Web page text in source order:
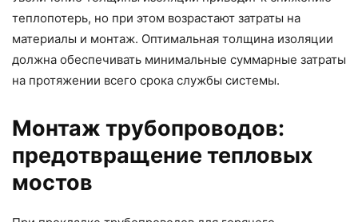
теплопотерь, но при этом возрастают затраты на
материалы и монтаж. Оптимальная толщина изоляции
должна обеспечивать минимальные суммарные затраты
на протяжении всего срока службы системы.
Монтаж трубопроводов:
предотвращение тепловых
мостов